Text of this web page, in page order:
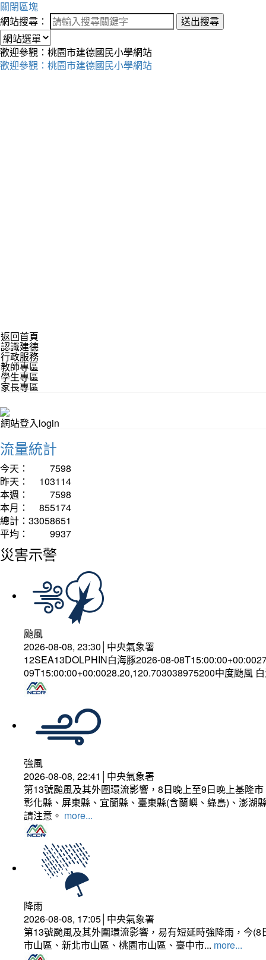
關閉區塊
網站搜尋：
送出搜尋
歡迎參觀：桃園市建德國民小學網站
歡迎參觀：桃園市建德國民小學網站
返回首頁
認識建德
行政服務
教師專區
學生專區
家長專區
網站登入login
流量統計
今天：
7598
昨天：
103114
本週：
7598
本月：
855174
總計： 33058651
平均：
9937
災害示警
颱風
2026-08-08, 23:30│中央氣象署
12SEA13DOLPHIN白海豚2026-08-
09T15:00:00+00:0028.20,120.703038975200中度颱風
強風
2026-08-08, 22:41│中央氣象署
第13號颱風及其外圍環流影響，8日晚上至9日晚上基隆
彰化縣、屏東縣、宜蘭縣、臺東縣(含蘭嶼、綠島)、澎湖
請注意。 more...
降雨
2026-08-08, 17:05│中央氣象署
第13號颱風及其外圍環流影響，易有短延時強降雨，今
市山區、新北市山區、桃園市山區、臺中市... more...